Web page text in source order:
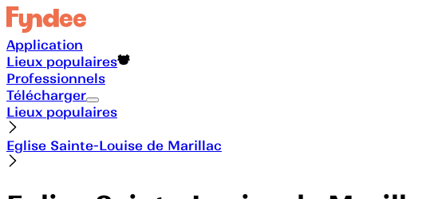
Application
Lieux populaires
Professionnels
Télécharger
Lieux populaires
Eglise Sainte-Louise de Marillac